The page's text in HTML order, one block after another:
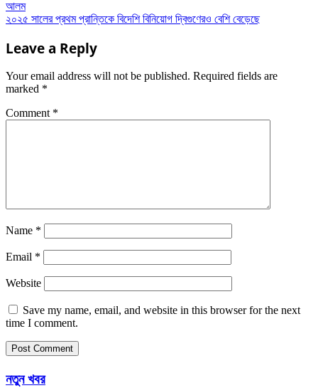
আলম
২০২৫ সালের প্রথম প্রান্তিকে বিদেশি বিনিয়োগ দ্বিগুণেরও বেশি বেড়েছে
Leave a Reply
Your email address will not be published. Required fields are
marked *
Comment *
Name *
Email *
Website
Save my name, email, and website in this browser for the next
time I comment.
নতুন খবর